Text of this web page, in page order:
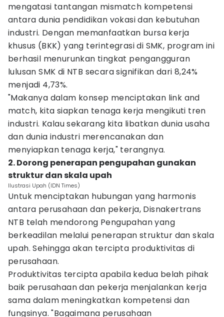
mengatasi tantangan mismatch kompetensi
antara dunia pendidikan vokasi dan kebutuhan
industri. Dengan memanfaatkan bursa kerja
khusus (BKK) yang terintegrasi di SMK, program ini
berhasil menurunkan tingkat pengangguran
lulusan SMK di NTB secara signifikan dari 8,24%
menjadi 4,73%.
"Makanya dalam konsep menciptakan link and
match, kita siapkan tenaga kerja mengikuti tren
industri. Kalau sekarang kita libatkan dunia usaha
dan dunia industri merencanakan dan
menyiapkan tenaga kerja," terangnya.
2. Dorong penerapan pengupahan gunakan
struktur dan skala upah
Ilustrasi Upah (IDN Times)
Untuk menciptakan hubungan yang harmonis
antara perusahaan dan pekerja, Disnakertrans
NTB telah mendorong Pengupahan yang
berkeadilan melalui penerapan struktur dan skala
upah. Sehingga akan tercipta produktivitas di
perusahaan.
Produktivitas tercipta apabila kedua belah pihak
baik perusahaan dan pekerja menjalankan kerja
sama dalam meningkatkan kompetensi dan
fungsinya. "Bagaimana perusahaan